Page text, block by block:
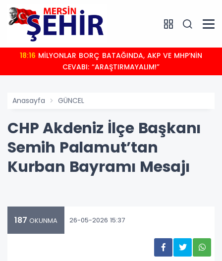
18:16
CEVABI: “ARAŞTIRMAYALIM!”
Anasayfa GÜNCEL
CHP Akdeniz İlçe Başkanı
Semih Palamut’tan
Kurban Bayramı Mesajı
187 OKUNMA 26-05-2026 15:37